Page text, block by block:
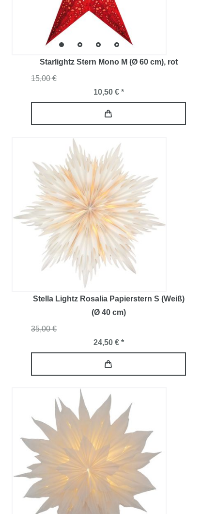
Starlightz Stern Mono M (Ø 60 cm), rot
15,00 €
10,50 € *
Stella Lightz Rosalia Papierstern S (Weiß)
(Ø 40 cm)
35,00 €
24,50 € *